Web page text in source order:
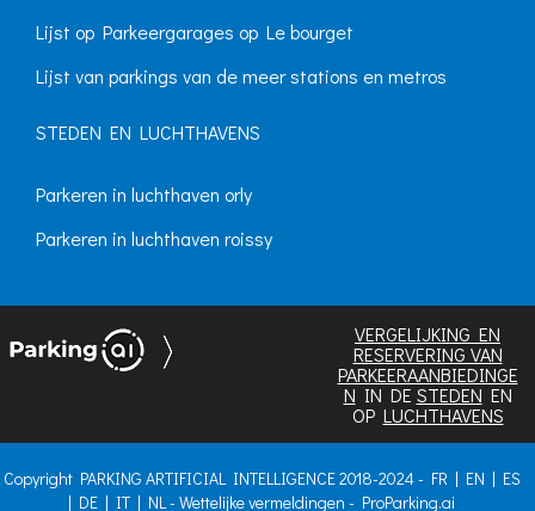
Lijst op Parkeergarages op Le bourget
Lijst van parkings van de meer stations en metros
STEDEN EN LUCHTHAVENS
Parkeren in luchthaven orly
Parkeren in luchthaven roissy
VERGELIJKING EN
RESERVERING VAN
PARKEERAANBIEDINGE
N IN DE STEDEN EN
OP LUCHTHAVENS
Copyright PARKING ARTIFICIAL INTELLIGENCE 2018-2024 - FR| EN | ES
| DE | IT | NL- Wettelijke vermeldingen - ProParking.ai